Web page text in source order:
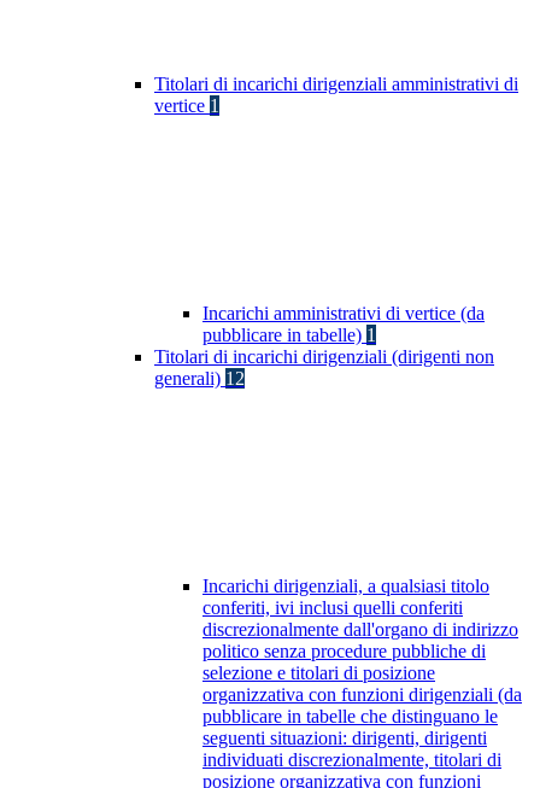
Titolari di incarichi dirigenziali amministrativi di
vertice 1
Incarichi amministrativi di vertice (da
pubblicare in tabelle) 1
Titolari di incarichi dirigenziali (dirigenti non
generali) 12
Incarichi dirigenziali, a qualsiasi titolo
conferiti, ivi inclusi quelli conferiti
discrezionalmente dall'organo di indirizzo
politico senza procedure pubbliche di
selezione e titolari di posizione
organizzativa con funzioni dirigenziali (da
pubblicare in tabelle che distinguano le
seguenti situazioni: dirigenti, dirigenti
individuati discrezionalmente, titolari di
posizione organizzativa con funzioni